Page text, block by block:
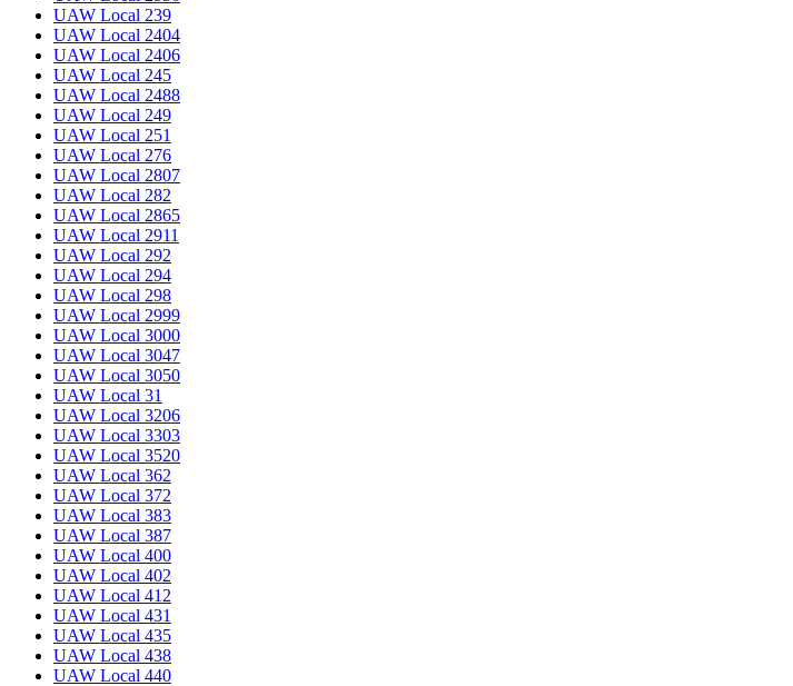
UAW Local 239
UAW Local 2404
UAW Local 2406
UAW Local 245
UAW Local 2488
UAW Local 249
UAW Local 251
UAW Local 276
UAW Local 2807
UAW Local 282
UAW Local 2865
UAW Local 2911
UAW Local 292
UAW Local 294
UAW Local 298
UAW Local 2999
UAW Local 3000
UAW Local 3047
UAW Local 3050
UAW Local 31
UAW Local 3206
UAW Local 3303
UAW Local 3520
UAW Local 362
UAW Local 372
UAW Local 383
UAW Local 387
UAW Local 400
UAW Local 402
UAW Local 412
UAW Local 431
UAW Local 435
UAW Local 438
UAW Local 440